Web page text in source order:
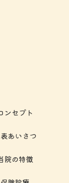
ンセプト
あいさつ
院の特徴